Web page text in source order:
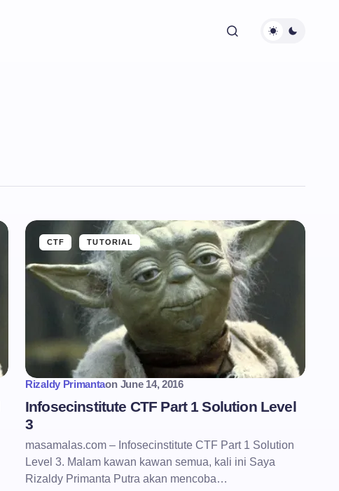
CTF TUTORIAL
Rizaldy Primantaon June 14, 2016
Infosecinstitute CTF Part 1 Solution Level
3
masamalas.com – Infosecinstitute CTF Part 1 Solution
Level 3. Malam kawan kawan semua, kali ini Saya
Rizaldy Primanta Putra akan mencoba…